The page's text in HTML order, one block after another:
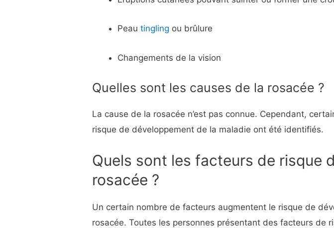
Peautingling ou brûlure
Changements de la vision
Quelles sont les causes de la rosacée ?
La cause de la rosacée n’est pas connue. Cependant,
risque de développement de la maladie ont été identifiés.
Quels sont les facteurs de risque
rosacée ?
Un certain nombre de facteurs augmentent le risque de
rosacée. Toutes les personnes présentant des facteurs de